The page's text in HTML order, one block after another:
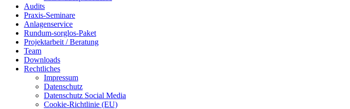
Audits
Praxis-Seminare
Anlagenservice
Rundum-sorglos-Paket
Projektarbeit / Beratung
Team
Downloads
Rechtliches
Impressum
Datenschutz
Datenschutz Social Media
Cookie-Richtlinie (EU)